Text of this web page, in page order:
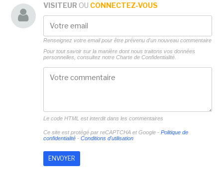
VISITEUR OU CONNECTEZ-VOUS
Renseignez votre email pour être prévenu d'un nouveau commentaire
Pour tout savoir sur la manière dont nous traitons vos données
personnelles, consultez notre Charte de Confidentialité.
Le code HTML est interdit dans les commentaires
Ce site est protégé par reCAPTCHA et Google - Politique de
confidentialité- Conditions d'utilisation